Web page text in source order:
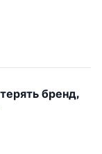
бренд,